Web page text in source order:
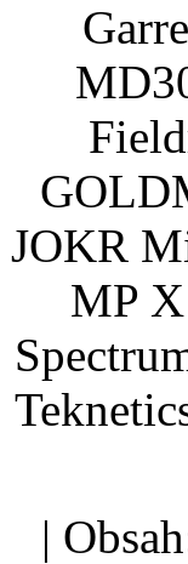
JOKR
MP
|